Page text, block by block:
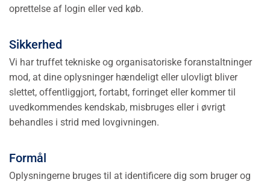
oprettelse af login eller ved køb.
Sikkerhed
Vi har truffet tekniske og organisatoriske foranstaltninger
mod, at dine oplysninger hændeligt eller ulovligt bliver
slettet, offentliggjort, fortabt, forringet eller kommer til
uvedkommendes kendskab, misbruges eller i øvrigt
behandles i strid med lovgivningen.
Formål
Oplysningerne bruges til at identificere dig som bruger og